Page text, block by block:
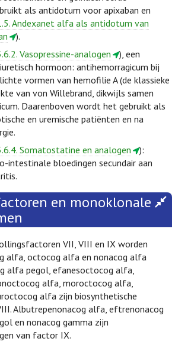
als antidotum voor apixaban en
Andexanet alfa als antidotum van
).
Vasopressine-analogen
), een
hormoon: antihemorragicum bij
vormen van hemofilie A (de klassieke
van von Willebrand, dikwijls samen
Daarenboven wordt het gebruikt als
en uremische patiënten en na
Somatostatine en analogen
):
intestinale bloedingen secundair aan
en monoklonale
VII, VIII en IX worden
alfa, octocog alfa en nonacog alfa
alfa pegol, efanesoctocog alfa,
alfa, moroctocog alfa,
alfa zijn biosynthetische
Albutrepenonacog alfa, eftrenonacog
en nonacog gamma zijn
van factor IX.